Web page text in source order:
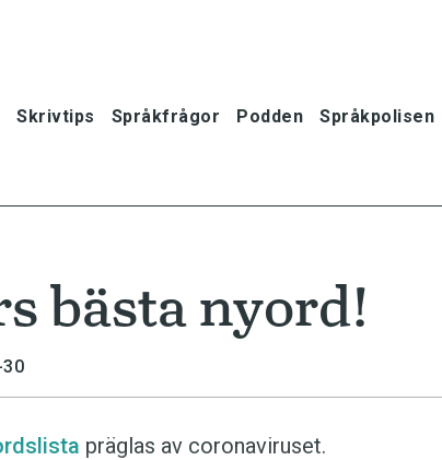
Skrivtips Språkfrågor Podden Språkpolisen
bästa nyord!
30
präglas av coronaviruset.